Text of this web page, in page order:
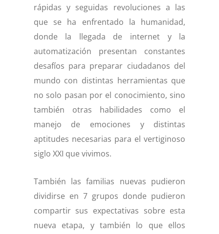
rápidas y seguidas revoluciones a las
que se ha enfrentado la humanidad,
donde la llegada de internet y la
automatización presentan constantes
desafíos para preparar ciudadanos del
mundo con distintas herramientas que
no solo pasan por el conocimiento, sino
también otras habilidades como el
manejo de emociones y distintas
aptitudes necesarias para el vertiginoso
siglo XXI que vivimos.
También las familias nuevas pudieron
dividirse en 7 grupos donde pudieron
compartir sus expectativas sobre esta
nueva etapa, y también lo que ellos